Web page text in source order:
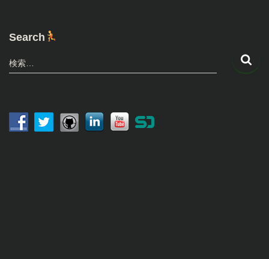
Search
検
索
検索…